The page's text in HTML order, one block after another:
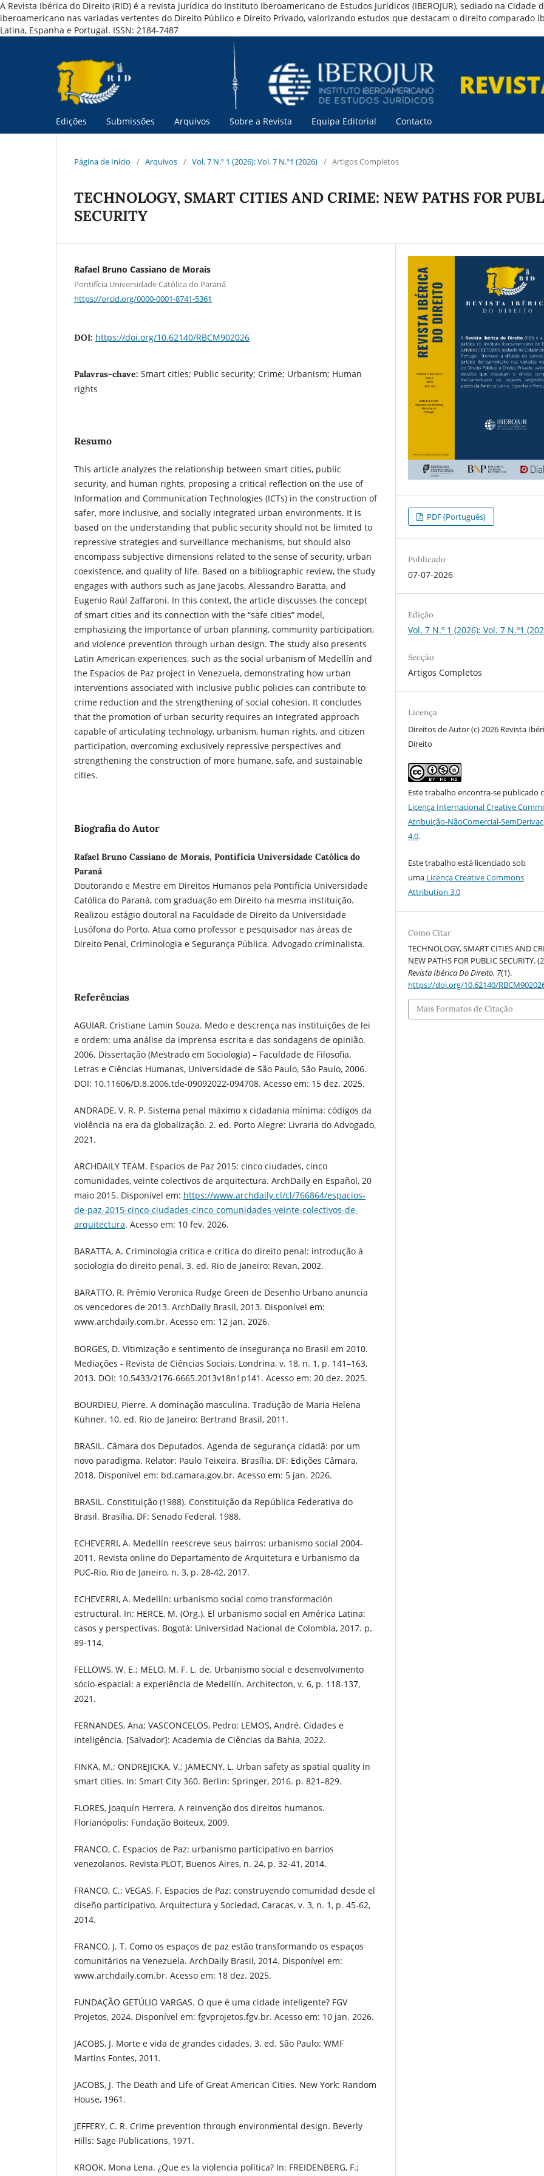
A Revista Ibérica do Direito (RID) é a revista jurídica do Instituto Iberoamericano de Estudos Jurídicos (IBEROJUR), sediado na
iberoamericano nas variadas vertentes do Direito Público e Direito Privado, valorizando estudos que destacam o direito comparado
Latina, Espanha e Portugal. ISSN: 2184-7487
Edições Submissões Arquivos Sobre a Revista Equipa Editorial Contacto
Página de Início / Arquivos / Vol. 7 N.º 1 (2026): Vol. 7 N.º1 (2026) / Artigos Completos
TECHNOLOGY, SMART CITIES AND CRIME: NEW PATHS FOR
SECURITY
Rafael Bruno Cassiano de Morais
Pontifícia Universidade Católica do Paraná
https://orcid.org/0000-0001-8741-5361
DOI: https://doi.org/10.62140/RBCM902026
Palavras-chave: Smart cities; Public security; Crime; Urbanism; Human
rights
Resumo
This article analyzes the relationship between smart cities, public
security, and human rights, proposing a critical reflection on the use of
Information and Communication Technologies (ICTs) in the construction of
safer, more inclusive, and socially integrated urban environments. It is
based on the understanding that public security should not be limited to
repressive strategies and surveillance mechanisms, but should also
encompass subjective dimensions related to the sense of security, urban
coexistence, and quality of life. Based on a bibliographic review, the study
engages with authors such as Jane Jacobs, Alessandro Baratta, and
Eugenio Raúl Zaffaroni. In this context, the article discusses the concept
of smart cities and its connection with the “safe cities” model,
emphasizing the importance of urban planning, community participation,
and violence prevention through urban design. The study also presents
Latin American experiences, such as the social urbanism of Medellín and
the Espacios de Paz project in Venezuela, demonstrating how urban
interventions associated with inclusive public policies can contribute to
crime reduction and the strengthening of social cohesion. It concludes
that the promotion of urban security requires an integrated approach
capable of articulating technology, urbanism, human rights, and citizen
participation, overcoming exclusively repressive perspectives and
strengthening the construction of more humane, safe, and sustainable
cities.
Biografia do Autor
Rafael Bruno Cassiano de Morais, Pontifícia Universidade Católica do
Paraná
Doutorando e Mestre em Direitos Humanos pela Pontifícia Universidade
Católica do Paraná, com graduação em Direito na mesma instituição.
Realizou estágio doutoral na Faculdade de Direito da Universidade
Lusófona do Porto. Atua como professor e pesquisador nas áreas de
Direito Penal, Criminologia e Segurança Pública. Advogado criminalista.
Referências
AGUIAR, Cristiane Lamin Souza. Medo e descrença nas instituições de lei
e ordem: uma análise da imprensa escrita e das sondagens de opinião.
2006. Dissertação (Mestrado em Sociologia) – Faculdade de Filosofia,
Letras e Ciências Humanas, Universidade de São Paulo, São Paulo, 2006.
DOI: 10.11606/D.8.2006.tde-09092022-094708. Acesso em: 15 dez. 2025.
ANDRADE, V. R. P. Sistema penal máximo x cidadania mínima: códigos da
violência na era da globalização. 2. ed. Porto Alegre: Livraria do Advogado,
2021.
ARCHDAILY TEAM. Espacios de Paz 2015: cinco ciudades, cinco
comunidades, veinte colectivos de arquitectura. ArchDaily en Español, 20
maio 2015. Disponível em: https://www.archdaily.cl/cl/766864/espacios-
de-paz-2015-cinco-ciudades-cinco-comunidades-veinte-colectivos-de-
arquitectura. Acesso em: 10 fev. 2026.
BARATTA, A. Criminologia crítica e crítica do direito penal: introdução à
sociologia do direito penal. 3. ed. Rio de Janeiro: Revan, 2002.
BARATTO, R. Prêmio Veronica Rudge Green de Desenho Urbano anuncia
os vencedores de 2013. ArchDaily Brasil, 2013. Disponível em:
www.archdaily.com.br. Acesso em: 12 jan. 2026.
BORGES, D. Vitimização e sentimento de insegurança no Brasil em 2010.
Mediações - Revista de Ciências Sociais, Londrina, v. 18, n. 1, p. 141–163,
2013. DOI: 10.5433/2176-6665.2013v18n1p141. Acesso em: 20 dez. 2025.
BOURDIEU, Pierre. A dominação masculina. Tradução de Maria Helena
Kühner. 10. ed. Rio de Janeiro: Bertrand Brasil, 2011.
BRASIL. Câmara dos Deputados. Agenda de segurança cidadã: por um
novo paradigma. Relator: Paulo Teixeira. Brasília, DF: Edições Câmara,
2018. Disponível em: bd.camara.gov.br. Acesso em: 5 jan. 2026.
BRASIL. Constituição (1988). Constituição da República Federativa do
Brasil. Brasília, DF: Senado Federal, 1988.
ECHEVERRI, A. Medellín reescreve seus bairros: urbanismo social 2004-
2011. Revista online do Departamento de Arquitetura e Urbanismo da
PUC-Rio, Rio de Janeiro, n. 3, p. 28-42, 2017.
ECHEVERRI, A. Medellín: urbanismo social como transformación
estructural. In: HERCE, M. (Org.). El urbanismo social en América Latina:
casos y perspectivas. Bogotá: Universidad Nacional de Colombia, 2017. p.
89-114.
FELLOWS, W. E.; MELO, M. F. L. de. Urbanismo social e desenvolvimento
sócio-espacial: a experiência de Medellín. Architecton, v. 6, p. 118-137,
2021.
FERNANDES, Ana; VASCONCELOS, Pedro; LEMOS, André. Cidades e
inteligência. [Salvador]: Academia de Ciências da Bahia, 2022.
FINKA, M.; ONDREJICKA, V.; JAMECNY, L. Urban safety as spatial quality in
smart cities. In: Smart City 360. Berlin: Springer, 2016. p. 821–829.
FLORES, Joaquín Herrera. A reinvenção dos direitos humanos.
Florianópolis: Fundação Boiteux, 2009.
FRANCO, C. Espacios de Paz: urbanismo participativo en barrios
venezolanos. Revista PLOT, Buenos Aires, n. 24, p. 32-41, 2014.
FRANCO, C.; VEGAS, F. Espacios de Paz: construyendo comunidad desde el
diseño participativo. Arquitectura y Sociedad, Caracas, v. 3, n. 1, p. 45-62,
2014.
FRANCO, J. T. Como os espaços de paz estão transformando os espaços
comunitários na Venezuela. ArchDaily Brasil, 2014. Disponível em:
www.archdaily.com.br. Acesso em: 18 dez. 2025.
FUNDAÇÃO GETÚLIO VARGAS. O que é uma cidade inteligente? FGV
Projetos, 2024. Disponível em: fgvprojetos.fgv.br. Acesso em: 10 jan. 2026.
JACOBS, J. Morte e vida de grandes cidades. 3. ed. São Paulo: WMF
Martins Fontes, 2011.
JACOBS, J. The Death and Life of Great American Cities. New York: Random
House, 1961.
JEFFERY, C. R. Crime prevention through environmental design. Beverly
Hills: Sage Publications, 1971.
KROOK, Mona Lena. ¿Que es la violencia política? In: FREIDENBERG, F.;
PDF (Português)
Publicado
07-07-2026
Edição
Vol. 7 N.º 1 (2026): Vol. 7 N.º1
Secção
Artigos Completos
Licença
Direitos de Autor (c) 2026 Revista
Direito
Este trabalho encontra-se publicado
Licença Internacional Creative
Atribuição-NãoComercial-
4.0.
Este trabalho está licenciado sob
uma Licença Creative Commons
Attribution 3.0
Como Citar
TECHNOLOGY, SMART CITIES AND
NEW PATHS FOR PUBLIC SECURITY.
Revista Ibérica Do Direito, 7(1).
https://doi.org/10.62140/
Mais Formatos de Citação